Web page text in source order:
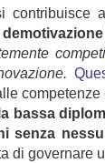
contribuisce
bassa
senza
di governare